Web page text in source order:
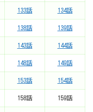
133話 134話
138話 139話
143話 144話
148話 149話
153話 154話
158話 159話